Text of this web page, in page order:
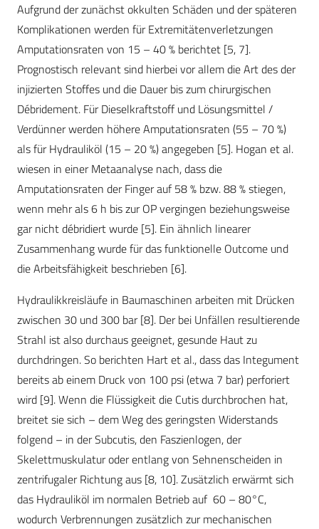
Aufgrund der zunächst okkulten Schäden und der späteren
Komplikationen werden für Extremitätenverletzungen
Amputationsraten von 15 – 40 % berichtet [5, 7].
Prognostisch relevant sind hierbei vor allem die Art des der
injizierten Stoffes und die Dauer bis zum chirurgischen
Débridement. Für Dieselkraftstoff und Lösungsmittel /
Verdünner werden höhere Amputationsraten (55 – 70 %)
als für Hydrauliköl (15 – 20 %) angegeben [5]. Hogan et al.
wiesen in einer Metaanalyse nach, dass die
Amputationsraten der Finger auf 58 % bzw. 88 % stiegen,
wenn mehr als 6 h bis zur OP vergingen beziehungsweise
gar nicht débridiert wurde [5]. Ein ähnlich linearer
Zusammenhang wurde für das funktionelle Outcome und
die Arbeitsfähigkeit beschrieben [6].
Hydraulikkreisläufe in Baumaschinen arbeiten mit Drücken
zwischen 30 und 300 bar [8]. Der bei Unfällen resultierende
Strahl ist also durchaus geeignet, gesunde Haut zu
durchdringen. So berichten Hart et al., dass das Integument
bereits ab einem Druck von 100 psi (etwa 7 bar) perforiert
wird [9]. Wenn die Flüssigkeit die Cutis durchbrochen hat,
breitet sie sich – dem Weg des geringsten Widerstands
folgend – in der Subcutis, den Faszienlogen, der
Skelettmuskulatur oder entlang von Sehnenscheiden in
zentrifugaler Richtung aus [8, 10]. Zusätzlich erwärmt sich
das Hydrauliköl im normalen Betrieb auf 60 – 80°C,
wodurch Verbrennungen zusätzlich zur mechanischen